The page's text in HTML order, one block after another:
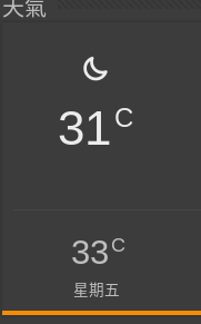
天氣
31C
33C
星期五